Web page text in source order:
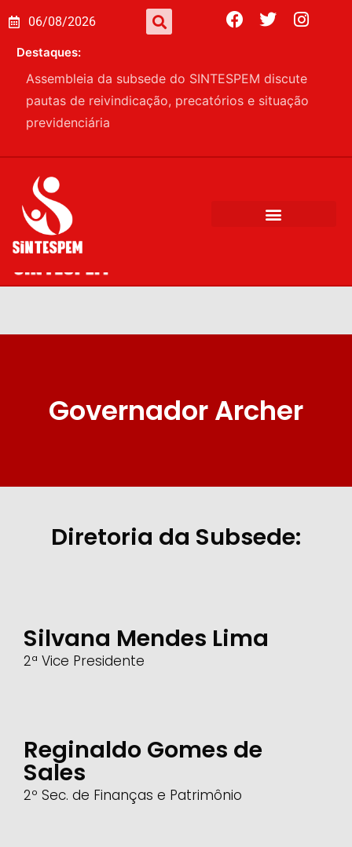
06/08/2026
Destaques:
Assembleia da subsede do SINTESPEM discute
pautas de reivindicação, precatórios e situação
previdenciária
Governador Archer
Diretoria da Subsede:
Silvana Mendes Lima
2ª Vice Presidente
Reginaldo Gomes de
Sales
2º Sec. de Finanças e Patrimônio